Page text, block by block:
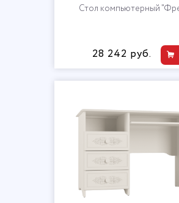
Стол компьютерный
28 242 руб.